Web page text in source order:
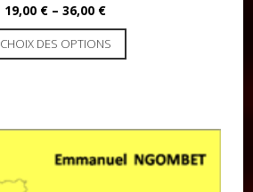
19,00 € – 36,00 €
CHOIX DES OPTIONS